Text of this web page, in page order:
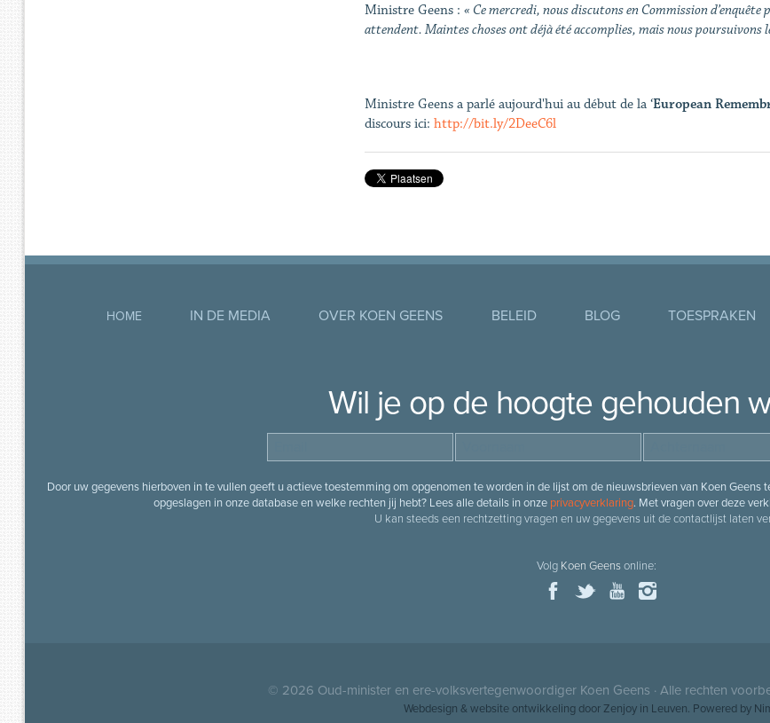
Ministre Geens : « Ce mercredi, nous discutons en Commission
attendent. Maintes choses ont déjà été accomplies, mais nous poursuivons
Ministre Geens a parlé aujourd'hui au début de la ‘European
discours ici: http://bit.ly/2DeeC6l
HOME IN DE MEDIA OVER KOEN GEENS BELEID BLOG TOESPRAKEN
Wil je op de hoogte gehouden
Door uw gegevens hierboven in te vullen geeft u actieve toestemming om opgenomen te worden in de lijst om de nieuwsbrieven van Koen
opgeslagen in onze database en welke rechten jij hebt? Lees alle details in onze privacyverklaring. Met vragen over deze
U kan steeds een rechtzetting vragen en uw gegevens uit de contactlijst laten
Volg Koen Geensonline:
© 2026 Oud-minister en ere-volksvertegenwoordiger Koen Geens · Alle rechten
Webdesign &website ontwikkelingdoor Zenjoy in Leuven. Powered by